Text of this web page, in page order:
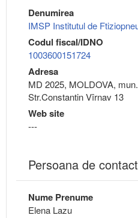
Denumirea
IMSP Institutul de
Codul fiscal/IDNO
1003600151724
Adresa
MD 2025, MOLDOVA,
Str.Constantin Vîrnav 13
Web site
---
Persoana de contact
Nume Prenume
Elena Lazu